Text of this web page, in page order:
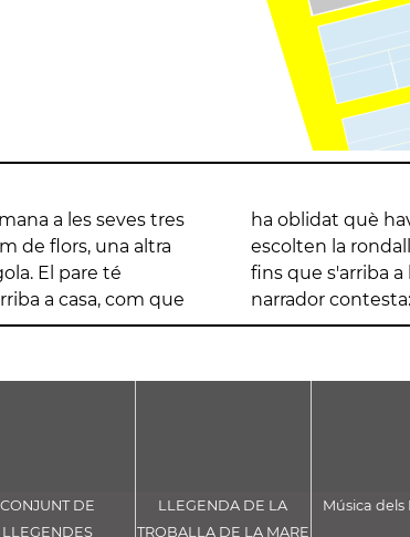
a les seves tres
de flors, una altra
El pare té
a casa, com que
pregunta als qui
de les noies
de farigola", el
narrador
CONJUNT DE
LLEGENDES
LLEGENDA DE LA
TROBALLA DE LA MARE
Música dels